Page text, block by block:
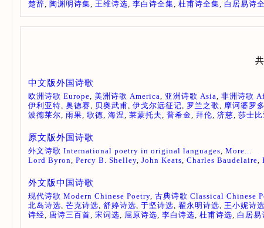
楚辞, 陶渊明诗集, 王维诗选, 李白诗全集, 杜甫诗全集, 白居易诗
中文版外国诗歌
欧洲诗歌 Europe, 美洲诗歌 America, 亚洲诗歌 Asia, 非洲诗歌
伊利亚特, 奥德赛, 贝奥武甫, 伊戈尔远征记, 罗兰之歌, 摩诃婆罗多
波德莱尔, 雨果, 歌德, 海涅, 莱蒙托夫, 普希金, 拜伦, 济慈, 莎士比
原文版外国诗歌
外文诗歌 International poetry in original languages, More...
Lord Byron, Percy B. Shelley, John Keats, Charles Baudelaire,
外文版中国诗歌
现代诗歌 Modern Chinese Poetry, 古典诗歌 Classical Chinese
北岛诗选, 芒克诗选, 舒婷诗选, 于坚诗选, 翟永明诗选, 王小妮诗选
诗经, 唐诗三百首, 宋词选, 屈原诗选, 李白诗选, 杜甫诗选, 白居易